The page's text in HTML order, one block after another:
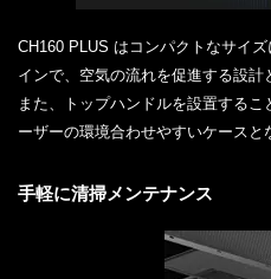
CH160 PLUS はコンパクトなサイ
インで、空気の流れを促進する設計
また、トップハンドルを設置する
ーザーの環境合わせやすいケースと
手軽に清掃メンテナンス